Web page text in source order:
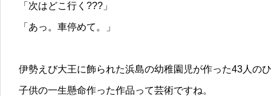
「次はどこ行く???」
「あっ。車停めて。」
伊勢えび大王に飾られた浜島の幼稚園児が作った43人の
子供の一生懸命作った作品って芸術ですね。